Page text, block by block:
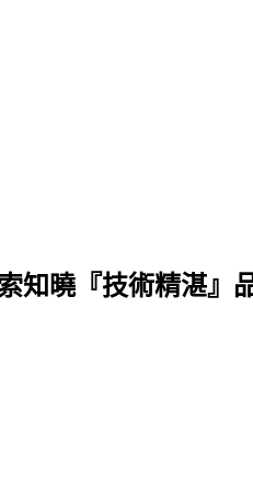
知曉『技術精湛』